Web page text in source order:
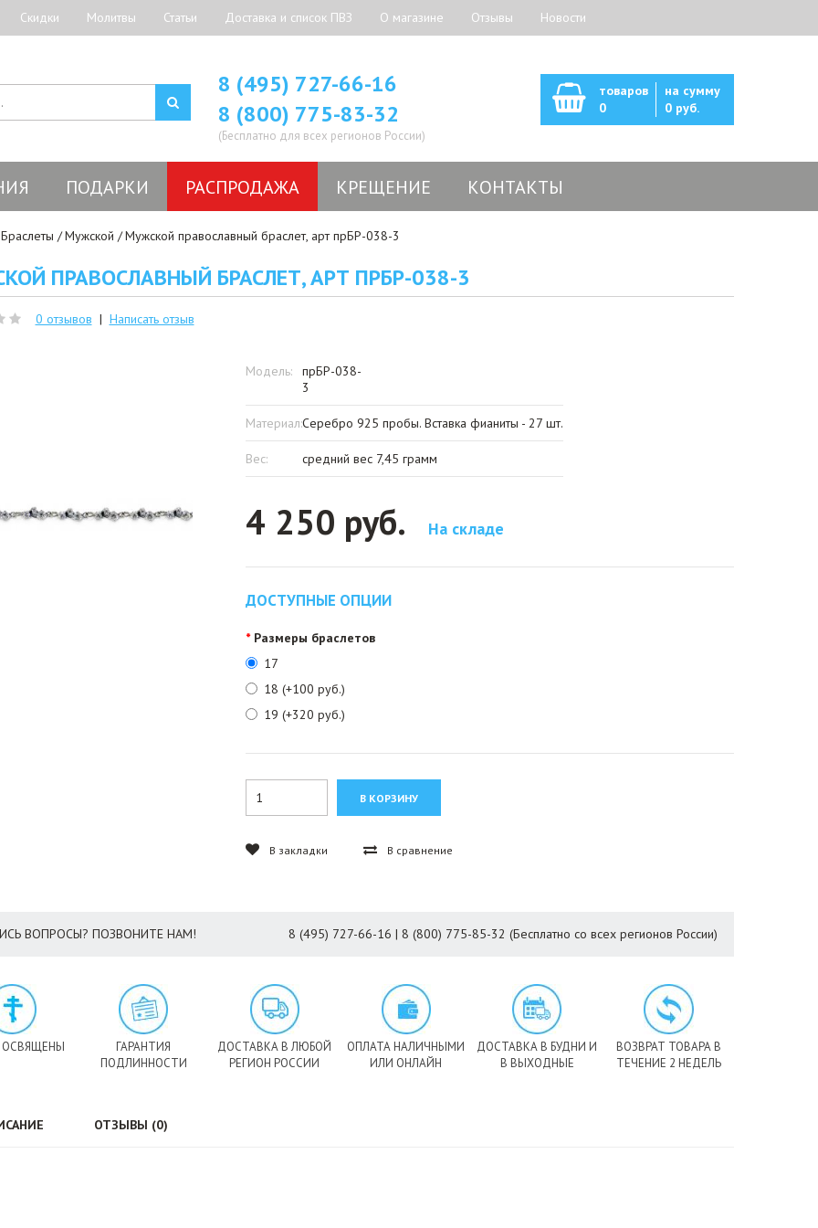
Скидки Молитвы Статьи Доставка и список ПВЗ О магазине Отзывы Новости
8 (495) 727-66-16
8 (800) 775-83-32
(Бесплатно для всех регионов России)
товаров
0
на сумму
0 руб.
ПОДАРКИ РАСПРОДАЖА КРЕЩЕНИЕ КОНТАКТЫ
Браслеты Мужской Мужской православный браслет, арт прБР-038-3
ПРАВОСЛАВНЫЙ БРАСЛЕТ, АРТ ПРБР-038-3
0 отзывов | Написать отзыв
Модель:
прБР-038-
3
Материал:Серебро 925 пробы. Вставка фианиты - 27 шт.
Вес: средний вес 7,45 грамм
4 250 руб. На складе
ДОСТУПНЫЕ ОПЦИИ
Размеры браслетов
17
18 (+100 руб.)
19 (+320 руб.)
В закладки В сравнение
ВОПРОСЫ? ПОЗВОНИТЕ НАМ! 8 (495) 727-66-16 | 8 (800) 775-85-32 (Бесплатно со всех регионов России)
ГАРАНТИЯ
ПОДЛИННОСТИ
ДОСТАВКА В ЛЮБОЙ
РЕГИОН РОССИИ
ОПЛАТА НАЛИЧНЫМИ
ИЛИ ОНЛАЙН
ДОСТАВКА В БУДНИ И
В ВЫХОДНЫЕ
ВОЗВРАТ ТОВАРА В
ТЕЧЕНИЕ 2 НЕДЕЛЬ
ОТЗЫВЫ (0)